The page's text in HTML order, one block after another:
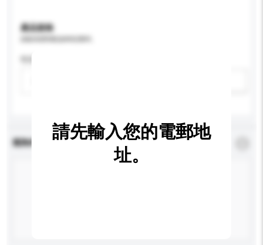
產品規格
查詢內容 * 必須填寫
請先輸入您的電郵地
址。